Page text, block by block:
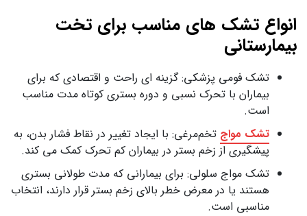
انواع تشک های مناسب برای تخت
بیمارستانی
تشک فومی پزشکی: گزینه ای راحت و اقتصادی که برای
بیماران با تحرک نسبی و دوره بستری کوتاه مدت مناسب
است.
تشک مواج تخم‌مرغی: با ایجاد تغییر در نقاط فشار بدن، به
پیشگیری از زخم بستر در بیماران کم تحرک کمک می کند.
تشک مواج سلولی: برای بیمارانی که مدت طولانی بستری
هستند یا در معرض خطر بالای زخم بستر قرار دارند، انتخاب
مناسبی است.